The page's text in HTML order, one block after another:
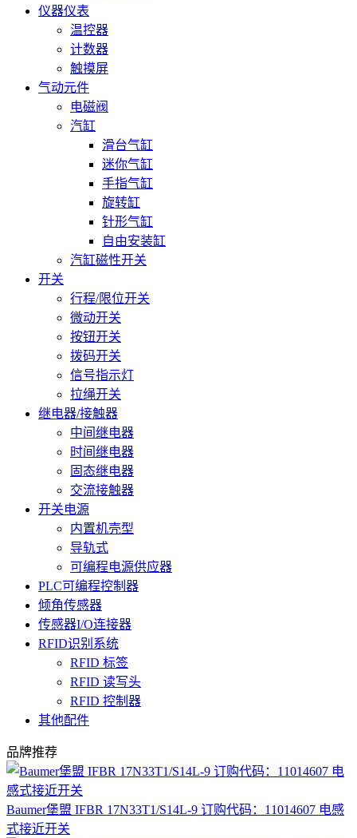
仪器仪表
温控器
计数器
触摸屏
气动元件
电磁阀
汽缸
滑台气缸
迷你气缸
手指气缸
旋转缸
针形气缸
自由安装缸
汽缸磁性开关
开关
行程/限位开关
微动开关
按钮开关
拨码开关
信号指示灯
拉绳开关
继电器/接触器
中间继电器
时间继电器
固态继电器
交流接触器
开关电源
内置机壳型
导轨式
可编程电源供应器
PLC可编程控制器
倾角传感器
传感器I/O连接器
RFID识别系统
RFID 标签
RFID 读写头
RFID 控制器
其他配件
品牌推荐
Baumer堡盟 IFBR 17N33T1/S14L-9 订购代码：11014607 电感
式接近开关